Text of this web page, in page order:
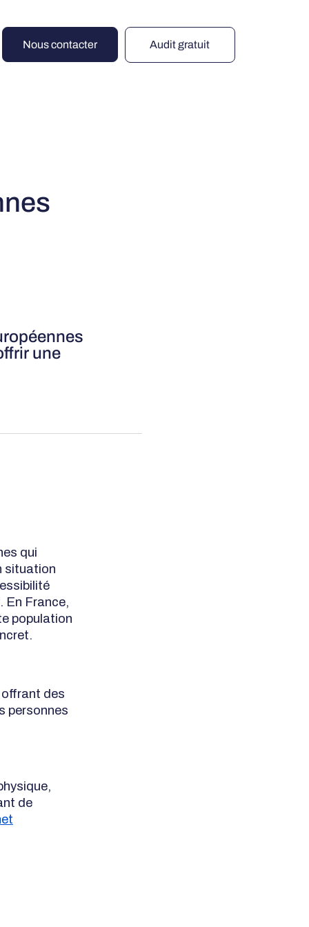
Nous contacter Audit gratuit
une
qui
situation
En France,
population
des
personnes
de